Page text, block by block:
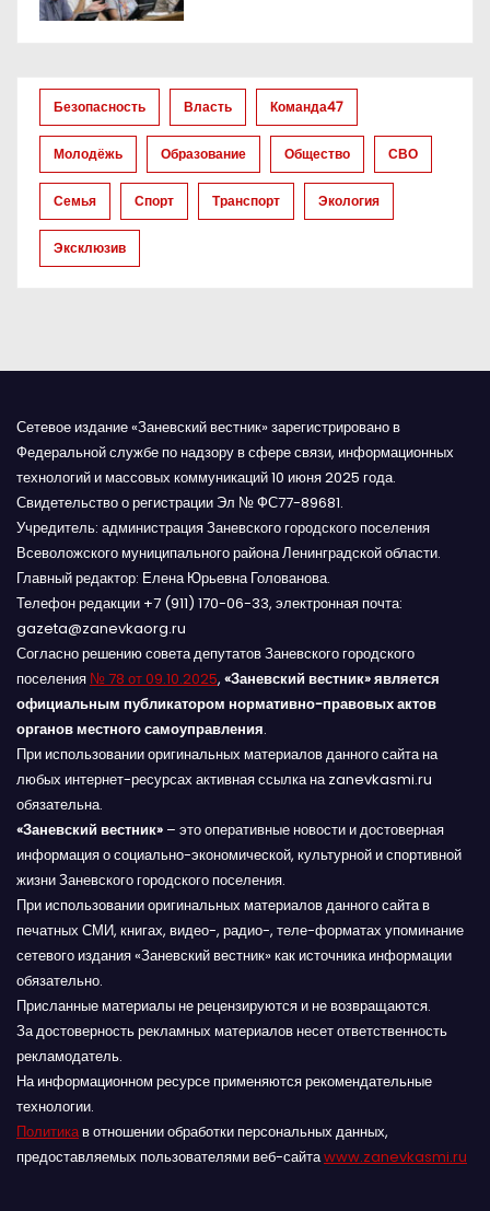
о
а
п
Безопасность Власть Команда47
Молодёжь Образование Общество СВО
Семья Спорт Транспорт Экология
Эксклюзив
Сетевое издание «Заневский вестник» зарегистрировано в
Федеральной службе по надзору в сфере связи, информационных
технологий и массовых коммуникаций 10 июня 2025 года.
Свидетельство о регистрации Эл № ФС77-89681.
Учредитель: администрация Заневского городского поселения
Всеволожского муниципального района Ленинградской области.
Главный редактор: Елена Юрьевна Голованова.
Телефон редакции +7 (911) 170-06-33, электронная почта:
gazeta@zanevkaorg.ru
Согласно решению совета депутатов Заневского городского
поселения № 78 от 09.10.2025, «Заневский вестник» является
официальным публикатором нормативно-правовых актов
органов местного самоуправления.
При использовании оригинальных материалов данного сайта на
любых интернет-ресурсах активная ссылка на zanevkasmi.ru
обязательна.
«Заневский вестник» – это оперативные новости и достоверная
информация о социально-экономической, культурной и спортивной
жизни Заневского городского поселения.
При использовании оригинальных материалов данного сайта в
печатных СМИ, книгах, видео-, радио-, теле-форматах упоминание
сетевого издания «Заневский вестник» как источника информации
обязательно.
Присланные материалы не рецензируются и не возвращаются.
За достоверность рекламных материалов несет ответственность
рекламодатель.
На информационном ресурсе применяются рекомендательные
технологии.
Политикав отношении обработки персональных данных,
предоставляемых пользователями веб-сайтаwww.zanevkasmi.ru